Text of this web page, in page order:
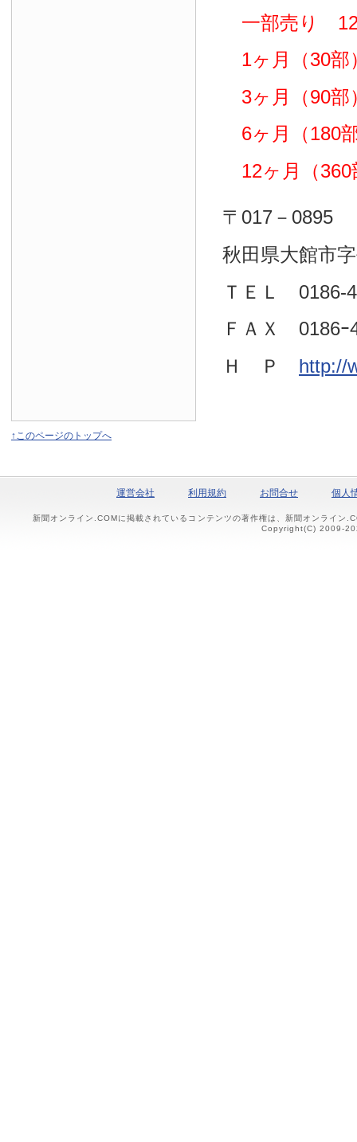
一部売り
1ヶ月（30
3ヶ月（90
6ヶ月（180
12ヶ月（
〒017－0895
秋田県大館市
ＴＥＬ 0186-
ＦＡＸ 0186ｰ
Ｈ Ｐ http://
↑このページのトップへ
運営会社 利用規約 お問合せ 個人
新聞オンライン.COMに掲載されているコンテンツの著作権は、新聞オンライン
Copyright(C) 2009-